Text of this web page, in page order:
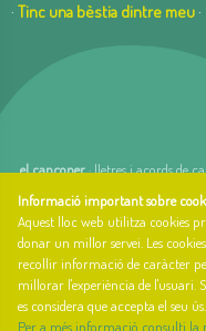
· Tinc una bèstia dintre meu
el cançoner· lletres i acords de
web basada en el Gestior de
creada per arnAu bellavista
Sobre el cançoner
Qui som i quina és la nostra
Llibre d'estil
Contacte
Informació important sobre
Aquest lloc web utilitza cookies
donar un millor servei. Les
recollir informació de caràcter
millorar l'experiència de l'usuari.
es considera que accepta el seu ús.
Per a més informació consulti la